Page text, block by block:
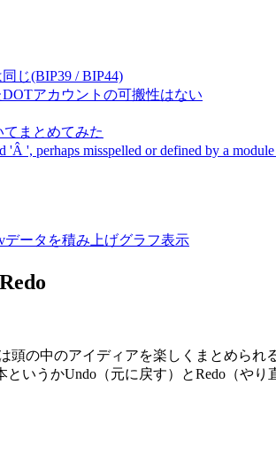
じ(BIP39 / BIP44)
DOTアカウントの可搬性はない
てまとめてみた
', perhaps misspelled or defined by a
データを積み上げグラフ表示
の中のアイディアを楽しくまとめら
いうかUndo（元に戻す）とRedo（や